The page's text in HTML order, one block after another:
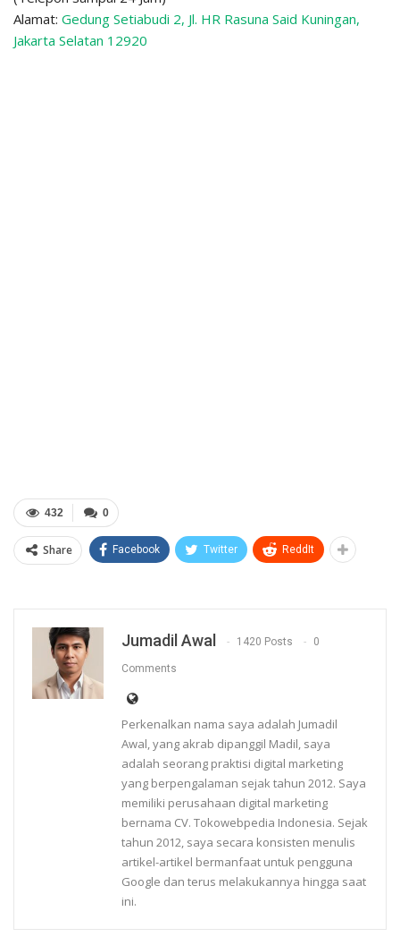
Alamat: Gedung Setiabudi 2, Jl. HR Rasuna Said Kuningan,
Jakarta Selatan 12920
0
432
Share Facebook Twitter ReddIt
Jumadil Awal 1420 Posts 0
Comments
Perkenalkan nama saya adalah Jumadil
Awal, yang akrab dipanggil Madil, saya
adalah seorang praktisi digital marketing
yang berpengalaman sejak tahun 2012. Saya
memiliki perusahaan digital marketing
bernama CV. Tokowebpedia Indonesia. Sejak
tahun 2012, saya secara konsisten menulis
artikel-artikel bermanfaat untuk pengguna
Google dan terus melakukannya hingga saat
ini.